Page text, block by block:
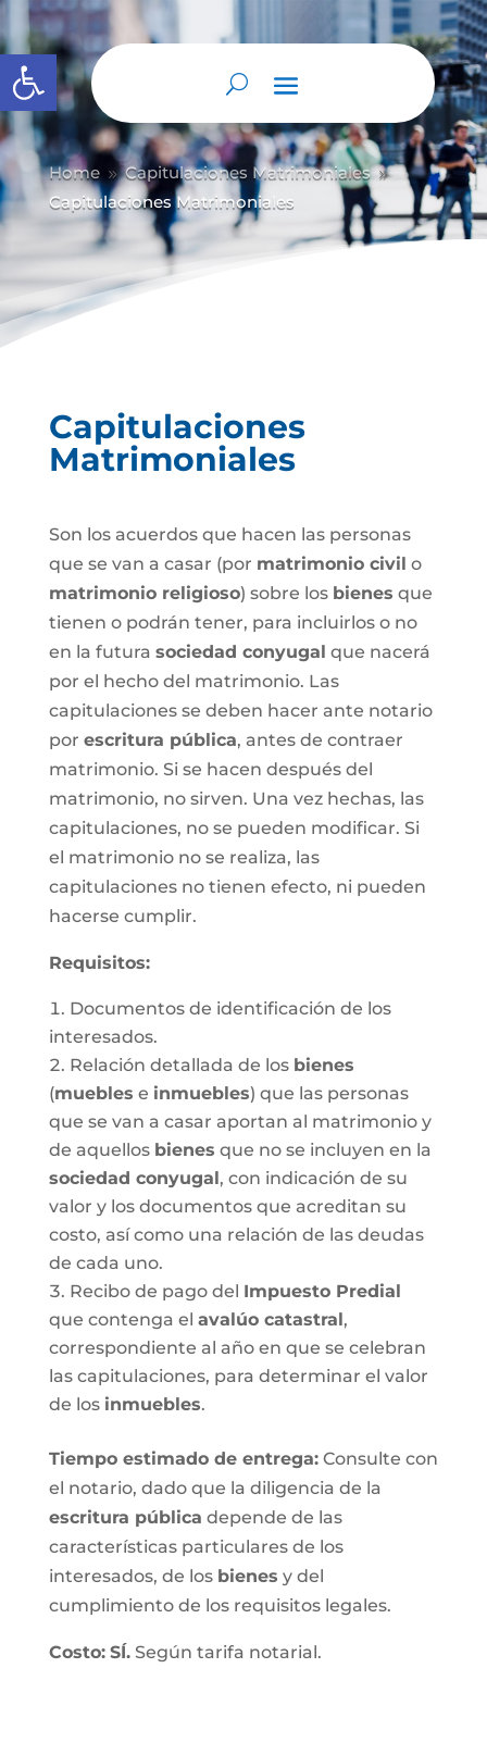
Abrir barra de herramientas
Home 9 Capitulaciones Matrimoniales 9
Capitulaciones Matrimoniales
Capitulaciones
Matrimoniales
Son los acuerdos que hacen las personas
que se van a casar (por matrimonio civil o
matrimonio religioso) sobre los bienes que
tienen o podrán tener, para incluirlos o no
en la futura sociedad conyugal que nacerá
por el hecho del matrimonio. Las
capitulaciones se deben hacer ante notario
por escritura pública, antes de contraer
matrimonio. Si se hacen después del
matrimonio, no sirven. Una vez hechas, las
capitulaciones, no se pueden modificar. Si
el matrimonio no se realiza, las
capitulaciones no tienen efecto, ni pueden
hacerse cumplir.
Requisitos:
Documentos de identificación de los
interesados.
Relación detallada de los bienes
(muebles e inmuebles) que las personas
que se van a casar aportan al matrimonio y
de aquellos bienes que no se incluyen en la
sociedad conyugal, con indicación de su
valor y los documentos que acreditan su
costo, así como una relación de las deudas
de cada uno.
Recibo de pago del Impuesto Predial
que contenga el avalúo catastral,
correspondiente al año en que se celebran
las capitulaciones, para determinar el valor
de los inmuebles.
Tiempo estimado de entrega:Consulte con
el notario, dado que la diligencia de la
escritura pública depende de las
características particulares de los
interesados, de los bienes y del
cumplimiento de los requisitos legales.
Costo: SÍ.Según tarifa notarial.